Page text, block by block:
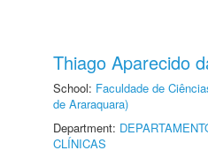
Thiago Aparecido
School: Faculdade de
de Araraquara)
Department:
CLÍNICAS